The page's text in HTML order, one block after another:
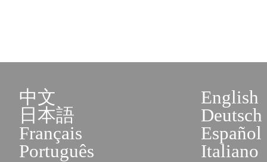
中文
English
日本語
Deutsch
Français
Español
Português
Italiano